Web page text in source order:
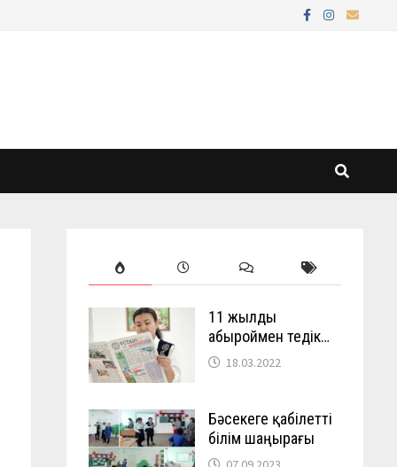
11 жылды
абыроймен өтедік…
18.03.2022
Бәсекеге қабілетті
білім шаңырағы